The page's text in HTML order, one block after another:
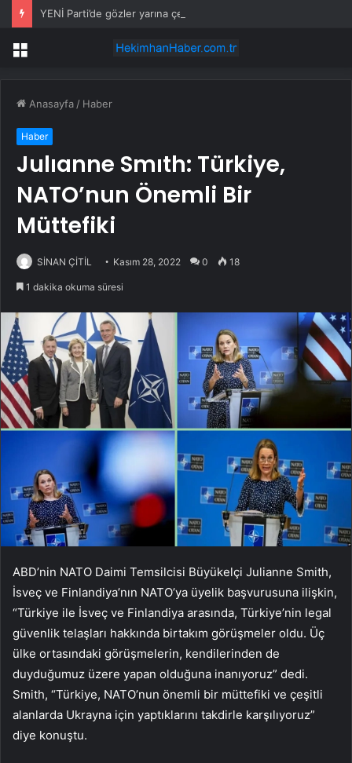
Menü
Anasayfa / Haber
Haber
Julıanne Smıth: Türkiye,
NATO’nun Önemli Bir
Müttefiki
SİNAN ÇİTİL Kasım 28, 2022 0 18
1 dakika okuma süresi
ABD’nin NATO Daimi Temsilcisi Büyükelçi Julianne Smith,
İsveç ve Finlandiya’nın NATO’ya üyelik başvurusuna ilişkin,
“Türkiye ile İsveç ve Finlandiya arasında, Türkiye’nin legal
güvenlik telaşları hakkında birtakım görüşmeler oldu. Üç
ülke ortasındaki görüşmelerin, kendilerinden de
duyduğumuz üzere yapan olduğuna inanıyoruz” dedi.
Smith, “Türkiye, NATO’nun önemli bir müttefiki ve çeşitli
alanlarda Ukrayna için yaptıklarını takdirle karşılıyoruz”
diye konuştu.